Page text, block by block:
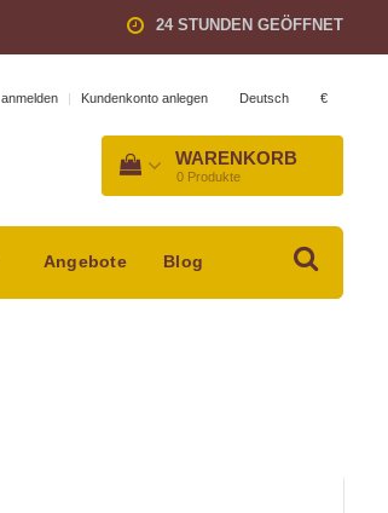
24 STUNDEN GEÖFFNET
anmelden | Kundenkonto anlegen Deutsch €
WARENKORB
0 Produkte
Angebote Blog